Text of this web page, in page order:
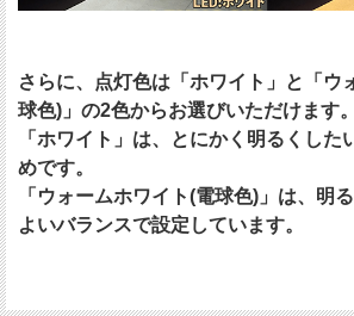
さらに、点灯色は「ホワイト」と「ウ
球色)」の2色からお選びいただけます。
「ホワイト」は、とにかく明るくした
めです。
「ウォームホワイト(電球色)」は、明
よいバランスで設定しています。